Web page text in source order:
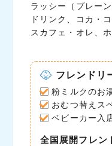
ラッシー（プレー
ドリンク、コカ・
スカフェ・オレ、
フレンドリ
粉ミルクのお
おむつ替えス
ベビーカー入
全国展開フレン